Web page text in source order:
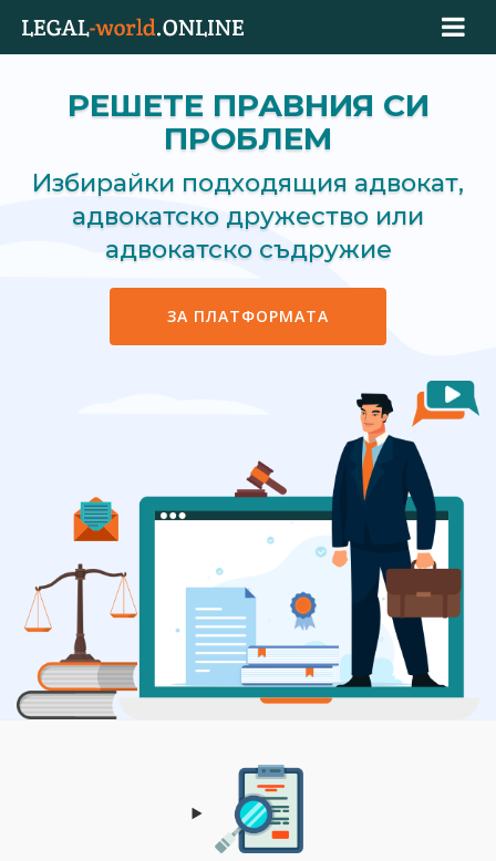
РЕШЕТЕ ПРАВНИЯ СИ
ПРОБЛЕМ
Избирайки подходящия адвокат,
адвокатско дружество или
адвокатско съдружие
ЗА ПЛАТФОРМАТА